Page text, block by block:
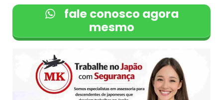
fale conosco agora
mesmo